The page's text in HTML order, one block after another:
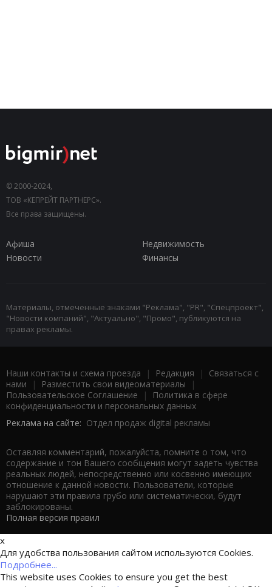
© 2000-2024,
ТОВ «КЕПРЕЙТ ПАРТНЕРС».
Все права защищены.
Афиша
Недвижимость
Новости
Финансы
Материалы, отмеченные знаками "Реклама", "PR", "Спецпроект",
"Новости компаний", "Актуально", "Промо", публикуются на
правах рекламы.
Наши контакты и схема проезда | Редакция | Связаться с
нами | Разместить свои видеоматериалы |
Пользовательское Соглашение |
Политика в сфере
конфиденциальности и персональных данных
Реклама на сайте: Отдел продаж digital рекламы
Оставляя комментарий, пожалуйста, помните о том, что
содержание и тон Вашего сообщения могут задеть чувства
реальных людей, непосредственно или косвенно имеющих
отношение к данной новости. Пользователи, которые
нарушают эти правила грубо или систематически, будут
заблокированы.
Полная версия правил
x
Для удобства пользования сайтом используются Cookies.
Подробнее...
This website uses Cookies to ensure you get the best